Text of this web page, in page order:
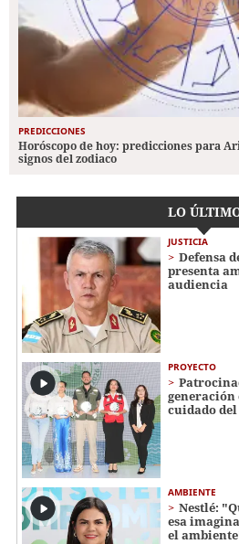
PREDICCIONES
Horóscopo de hoy: predicciones para
signos del zodiaco
LO
JUSTICIA
Defensa
presenta
audiencia
PROYECTO
cuidado
AMBIENTE
Nestlé:
esa
el